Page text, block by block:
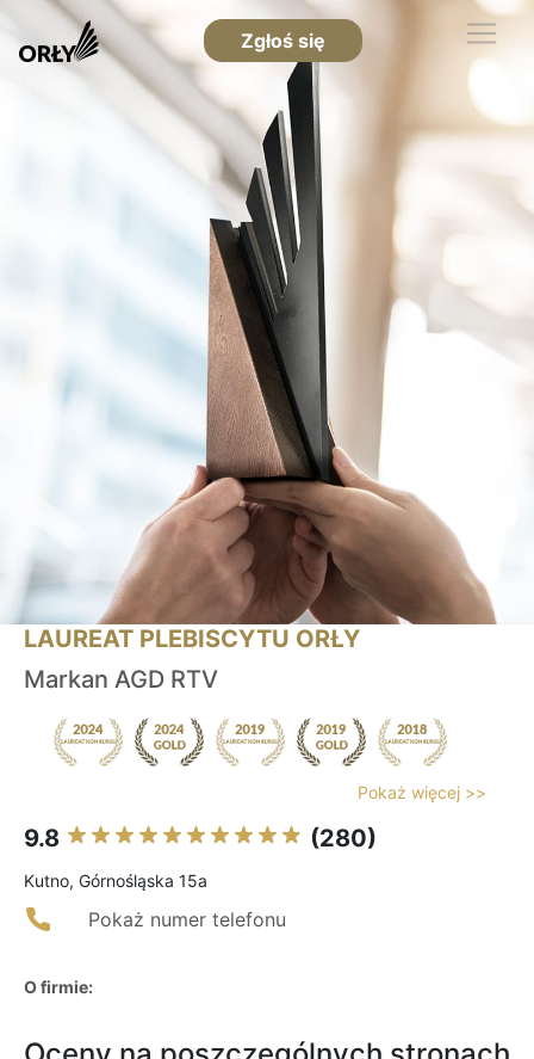
Zgłoś się
LAUREAT PLEBISCYTU ORŁY
Markan AGD RTV
Pokaż więcej >>
9.8 (280)
Kutno, Górnośląska 15a
Pokaż numer telefonu
O firmie: